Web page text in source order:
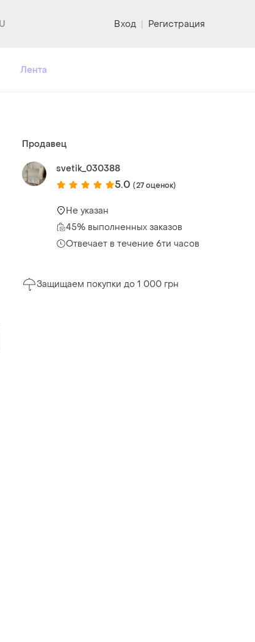
Вход | Регистрация
Лента
Продавец
svetik_030388
5.0 (27 оценок)
Не указан
45% выполненных заказов
Отвечает в течение 6ти часов
Защищаем покупки до 1 000 грн